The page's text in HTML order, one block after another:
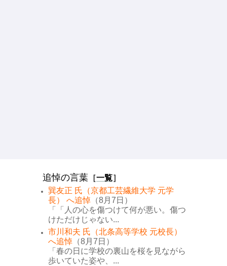
追悼の言葉 ［一覧］
巽友正 氏（京都工芸繊維大学 元学
長） へ追悼 （8月7日）
「「人の心を傷つけて何が悪い。傷つ
けただけじゃない...
市川和夫 氏（北条高等学校 元校長）
へ追悼 （8月7日）
「春の日に学校の裏山を桜を見ながら
歩いていた姿や、...